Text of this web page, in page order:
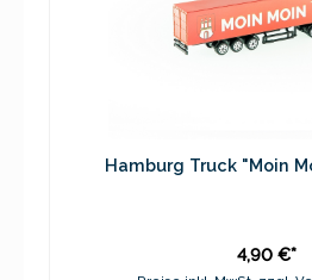
Hamburg Truck "Moin
4,90 €*